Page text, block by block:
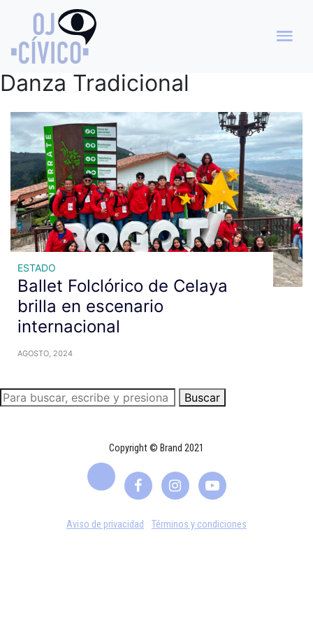
Archivo de etiquetas:
Festival Iberoamericano de
Danza Tradicional
ESTADO
Ballet Folclórico de Celaya
brilla en escenario
internacional
AGOSTO, 2024
Buscar
Copyright © Brand 2021
Aviso de privacidad Términos y condiciones